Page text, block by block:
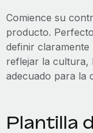
Comience su
producto.
definir claramente
reflejar la cultura,
adecuado para la
Plantilla